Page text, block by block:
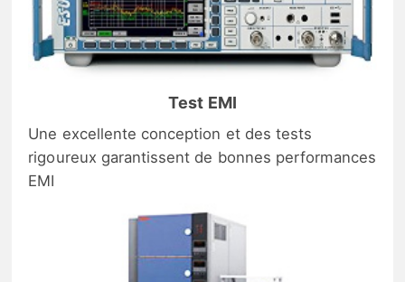
Test EMI
Une excellente conception et des tests
rigoureux garantissent de bonnes performances
EMI